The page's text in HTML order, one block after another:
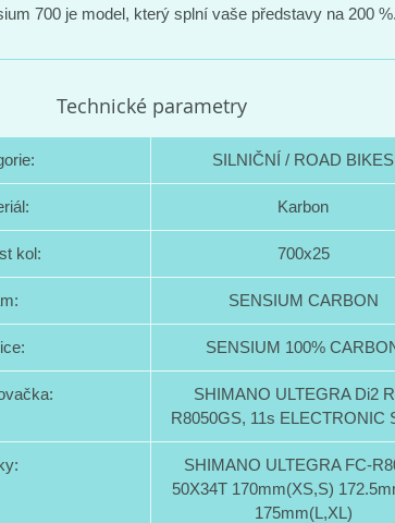
700 je model, který splní vaše představy na 200 %.
Technické parametry
SILNIČNÍ / ROAD BIKES
Karbon
kol: 700x25
SENSIUM CARBON
SENSIUM 100%
SHIMANO ULTEGRA Di2
R8050GS, 11s ELECTRONIC
SHIMANO ULTEGRA FC-
50X34T 170mm(XS,S)
175mm(L,XL)